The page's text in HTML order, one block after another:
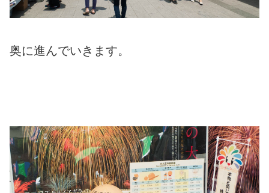
奥に進んでいきます。